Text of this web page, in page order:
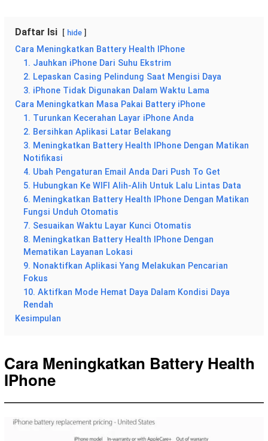
Daftar Isi hide
Cara Meningkatkan Battery Health IPhone
1. Jauhkan iPhone Dari Suhu Ekstrim
2. Lepaskan Casing Pelindung Saat Mengisi Daya
3. iPhone Tidak Digunakan Dalam Waktu Lama
Cara Meningkatkan Masa Pakai Battery iPhone
1. Turunkan Kecerahan Layar iPhone Anda
2. Bersihkan Aplikasi Latar Belakang
3. Meningkatkan Battery Health IPhone Dengan Matikan
Notifikasi
4. Ubah Pengaturan Email Anda Dari Push To Get
5. Hubungkan Ke WIFI Alih-Alih Untuk Lalu Lintas Data
6. Meningkatkan Battery Health IPhone Dengan Matikan
Fungsi Unduh Otomatis
7. Sesuaikan Waktu Layar Kunci Otomatis
8. Meningkatkan Battery Health IPhone Dengan
Mematikan Layanan Lokasi
9. Nonaktifkan Aplikasi Yang Melakukan Pencarian
Fokus
10. Aktifkan Mode Hemat Daya Dalam Kondisi Daya
Rendah
Kesimpulan
Cara Meningkatkan Battery Health
IPhone